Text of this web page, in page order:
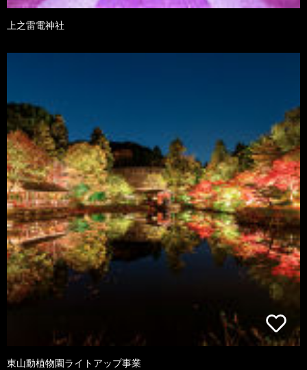
上之雷電神社
東山動植物園ライトアップ事業